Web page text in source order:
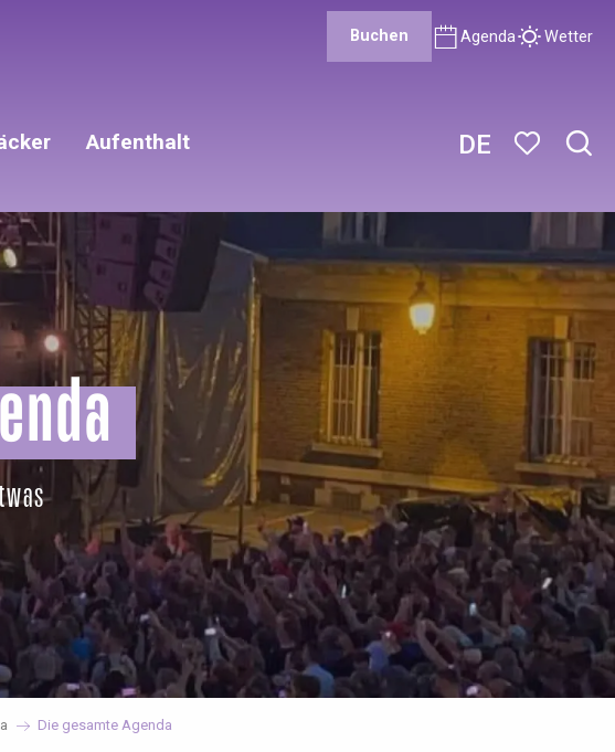
DE
Buchen Agenda Wetter
Aufenthalt
Die gesamte Agenda